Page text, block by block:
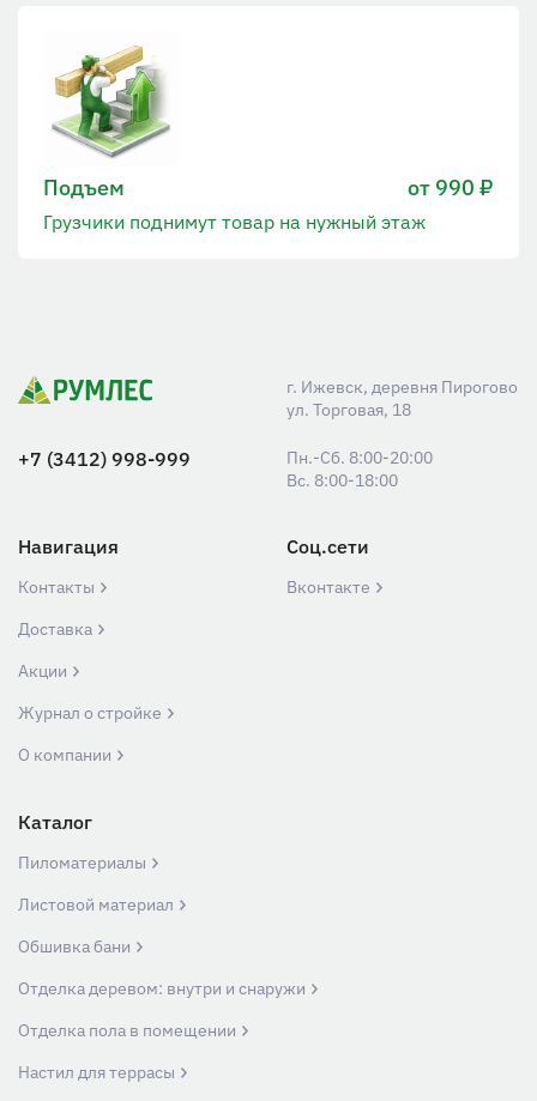
Подъем от 990 ₽
Грузчики поднимут товар на нужный этаж
г. Ижевск, деревня Пирогово
ул. Торговая, 18
+7 (3412) 998-999
Пн.-Сб. 8:00-20:00
Вс. 8:00-18:00
Навигация
Контакты
Доставка
Акции
Журнал о стройке
О компании
Соц.сети
Вконтакте
Каталог
Пиломатериалы
Листовой материал
Обшивка бани
Отделка деревом: внутри и снаружи
Отделка пола в помещении
Настил для террасы